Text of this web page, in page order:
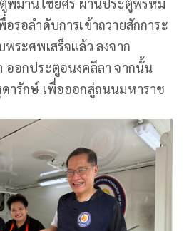
รอลำดับการเข้าถวายสักการะ
ระศพเสร็จแล้ว ลงจาก
ออกประตูอนงคลีลา จากนั้น
ารักษ์ เพื่อออกสู่ถนนมหาราช